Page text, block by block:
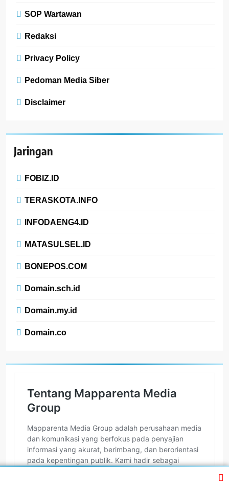
SOP Wartawan
Redaksi
Privacy Policy
Pedoman Media Siber
Disclaimer
Jaringan
FOBIZ.ID
TERASKOTA.INFO
INFODAENG4.ID
MATASULSEL.ID
BONEPOS.COM
Domain.sch.id
Domain.my.id
Domain.co